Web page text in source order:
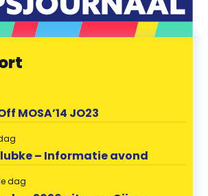
MOSA’14 JO23
– Informatie avond
dag